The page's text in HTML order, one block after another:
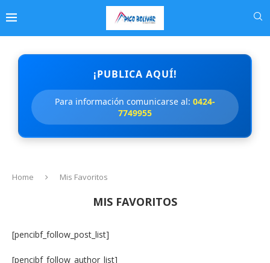
¡PUBLICA AQUÍ!
Para información comunicarse al: 0424-
7749955
Home Mis Favoritos
MIS FAVORITOS
[pencibf_follow_post_list]
[pencibf_follow_author_list]